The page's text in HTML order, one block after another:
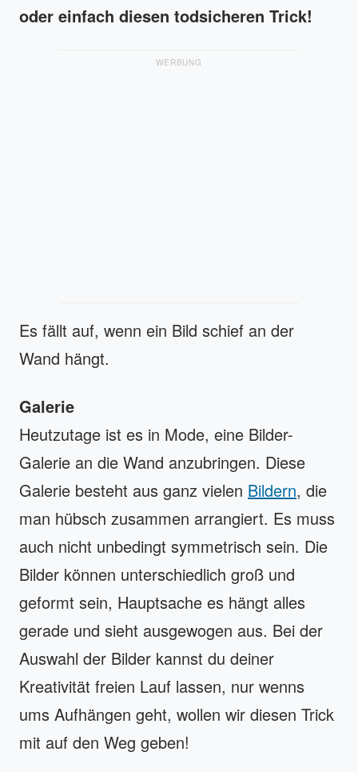
oder einfach diesen todsicheren Trick!
WERBUNG
Es fällt auf, wenn ein Bild schief an der
Wand hängt.
Galerie
Heutzutage ist es in Mode, eine Bilder-
Galerie an die Wand anzubringen. Diese
Galerie besteht aus ganz vielen Bildern, die
man hübsch zusammen arrangiert. Es muss
auch nicht unbedingt symmetrisch sein. Die
Bilder können unterschiedlich groß und
geformt sein, Hauptsache es hängt alles
gerade und sieht ausgewogen aus. Bei der
Auswahl der Bilder kannst du deiner
Kreativität freien Lauf lassen, nur wenns
ums Aufhängen geht, wollen wir diesen Trick
mit auf den Weg geben!